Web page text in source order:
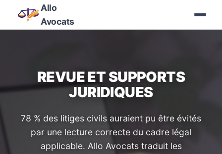
Allo
Avocats
REVUE ET SUPPORTS
JURIDIQUES
78 % des litiges civils auraient pu être évités
par une lecture correcte du cadre légal
applicable. Allo Avocats traduit les